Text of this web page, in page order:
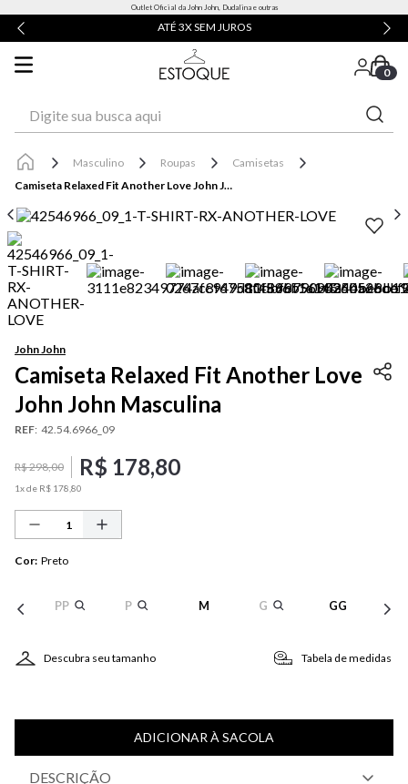
Outlet Oficial da John John, Dudalina e outras
ATÉ 3X SEM JUROS
0
Masculino Roupas
Camisetas
Camiseta Relaxed Fit Another Love John John Masculina
John John
Camiseta Relaxed Fit Another Love
John John Masculina
REF: 42.54.6966_09
R$298,00 R$ 178,80
1x de R$ 178 80
Cor: Preto
PP P M G GG
Descubra seu tamanho Tabela de medidas
ADICIONAR À SACOLA
DESCRIÇÃO